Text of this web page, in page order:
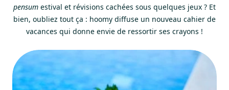
pensum estival et révisions cachées sous quelques jeux ? Et
bien, oubliez tout ça : hoomy diffuse un nouveau cahier de
vacances qui donne envie de ressortir ses crayons !